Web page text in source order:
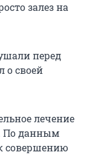
залез на
перед
о своей
лечение
По данным
совершению